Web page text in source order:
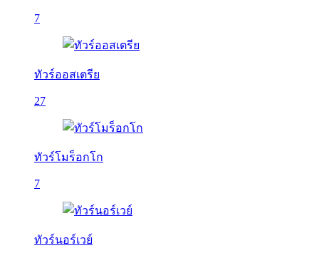
7
ทัวร์ออสเตรีย
27
ทัวร์โมร็อกโก
7
ทัวร์นอร์เวย์